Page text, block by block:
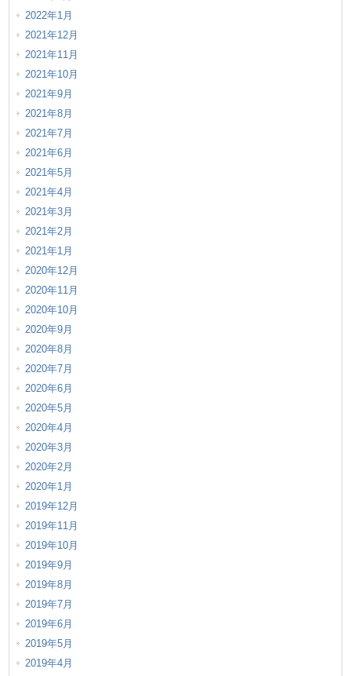
2022年1月
2021年12月
2021年11月
2021年10月
2021年9月
2021年8月
2021年7月
2021年6月
2021年5月
2021年4月
2021年3月
2021年2月
2021年1月
2020年12月
2020年11月
2020年10月
2020年9月
2020年8月
2020年7月
2020年6月
2020年5月
2020年4月
2020年3月
2020年2月
2020年1月
2019年12月
2019年11月
2019年10月
2019年9月
2019年8月
2019年7月
2019年6月
2019年5月
2019年4月